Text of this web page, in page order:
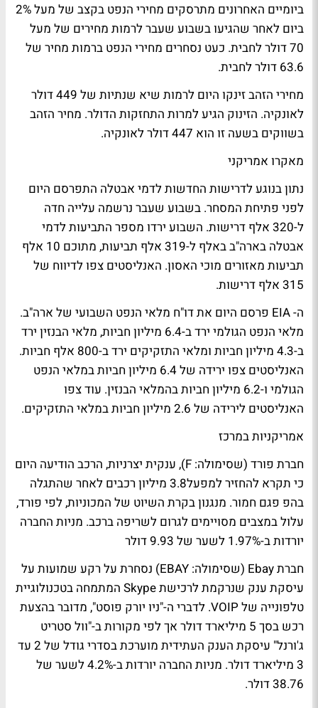
ביומיים האחרונים מתרסקים מחירי הנפט בקצב של מעל 2%
ביום לאחר שהגיעו בשבוע שעבר לרמות מחירים של מעל
70 דולר לחבית. כעט נסחרים מחירי הנפט ברמות מחיר של
63.6 דולר לחבית.
מחירי הזהב זינקו היום לרמות שיא שנתיות של 449 דולר
לאונקיה. הזינוק הגיע למרות התחזקות הדולר. מחיר הזהב
בשווקים בשעה זו הוא 447 דולר לאונקיה.
מאקרו אמריקני
נתון בנוגע לדרישות החדשות לדמי אבטלה התפרסם היום
לפני פתיחת המסחר. בשבוע שעבר נרשמה עלייה חדה
ל-320 אלף דרישות. השבוע ירדו מספר התביעות לדמי
אבטלה בארה"ב באלף ל-319 אלף תביעות, מתוכם 10 אלף
תביעות מאזורים מוכי האסון. האנליסטים צפו לדיווח של
315 אלף דרישות.
ה- EIA פרסם היום את דו"ח מלאי הנפט השבועי של ארה"ב.
מלאי הנפט הגולמי ירד ב-6.4 מיליון חביות, מלאי הבנזין ירד
ב-4.3 מיליון חביות ומלאי התזקיקים ירד ב-800 אלף חביות.
האנליסטים צפו ירידה של 6.4 מיליון חביות במלאי הנפט
הגולמי ו-6.2 מיליון חביות בהמלאי הבנזין. עוד צפו
האנליסטים לירידה של 2.6 מיליון חביות במלאי התזקיקים.
אמריקניות במרכז
חברת פורד (שסימולה: F), ענקית יצרניות, הרכב הודיעה היום
כי תקרא להחזיר למפעל3.8 מיליון רכבים לאחר שהתגלה
בהפ פגם חמור. מנגנון בקרת השיוט של המכוניות, לפי פורד,
עלול במצבים מסויימים לגרום לשריפה ברכב. מניות החברה
יורדות ב-1.97% לשער של 9.93 דולר
חברת Ebay (שסימולה: EBAY) נסחרת על רקע שמועות על
עיסקת ענק שנרקמת לרכישת Skype המתמחה בטכנולוגיית
טלפונייה של VOIP. לדברי ה-"ניו יורק פוסט", מדובר בהצעת
רכש בסך 5 מיליארד דולר אך לפי מקורות ב-"וול סטריט
ג'ורנל" עיסקת הענק העתידית מוערכת בסדרי גודל של 2 עד
3 מיליארד דולר. מניות החברה יורדות ב-4.2% לשער של
38.76 דולר.